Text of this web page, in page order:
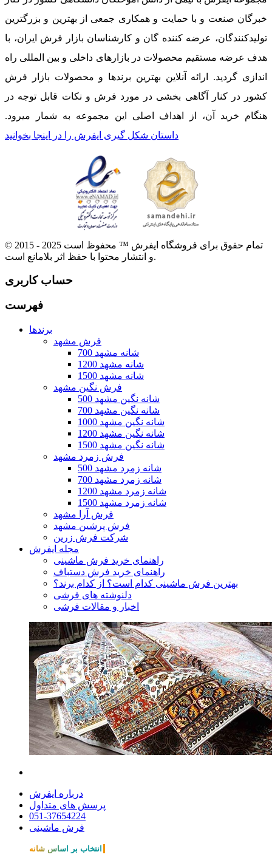
خبرگان صنعت و با حمایت و همکاری جمعی از بهترین و بزرگترین
تولیدکنندگان، عرضه کننده گان و کارشناسان بازار فرش ایران، با
هدف عرضه مستقیم محصولات در بازارهای داخلی و بین المللی راه
اندازی گردید. ارائه آنلاین بهترین برندها و محصولات بازار فرش
کشور در کنار آگاهی بخشی در مورد فرش و نکات قابل توجه در
هنگام خرید آن، از اهداف اصلی این مجموعه به شمار میرود.
داستان شکل گیری ایفرش را در اینجا بخوانید
© 2015 - 2025 تمام حقوق برای فروشگاه ایفرش ™ محفوظ است
و انتشار محتوا با حفظ اثر بلامانع است.
حساب کاربری
فهرست
برندها
فرش مشهد
700 شانه مشهد
1200 شانه مشهد
1500 شانه مشهد
فرش نگین مشهد
500 شانه نگین مشهد
700 شانه نگین مشهد
1000 شانه نگین مشهد
1200 شانه نگین مشهد
1500 شانه نگین مشهد
فرش زمرد مشهد
500 شانه زمرد مشهد
700 شانه زمرد مشهد
1200 شانه زمرد مشهد
1500 شانه زمرد مشهد
فرش آرا مشهد
فرش پرشین مشهد
شرکت فرش زرین
مجله ایفرش
راهنمای خرید فرش ماشینی
راهنمای خرید فرش دستباف
بهترین فرش ماشینی کدام است؟ از کدام برند؟
دلنوشته های فرشی
اخبار و مقالات فرشی
درباره ایفرش
پرسش های متداول
051-37654224
فرش ماشینی
انتخاب بر اساس شانه